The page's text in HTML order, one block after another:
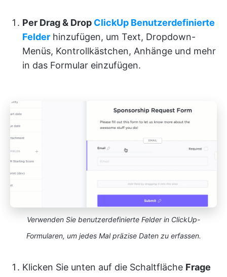
Per Drag & Drop ClickUp Benutzerdefinierte
Felder hinzufügen, um Text, Dropdown-
Menüs, Kontrollkästchen, Anhänge und mehr
in das Formular einzufügen.
Verwenden Sie benutzerdefinierte Felder in ClickUp-
Formularen, um jedes Mal präzise Daten zu erfassen.
Klicken Sie unten auf die Schaltfläche Frage